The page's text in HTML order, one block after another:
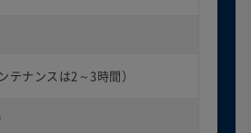
テナンスは2～3時間）